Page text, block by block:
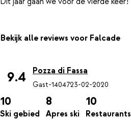
Bekijk alle reviews voor Falcade
9.4 Pozza di Fassa
Gast-1404723-02-2020
10
Ski gebied
8
Apres ski
10
Restaurants